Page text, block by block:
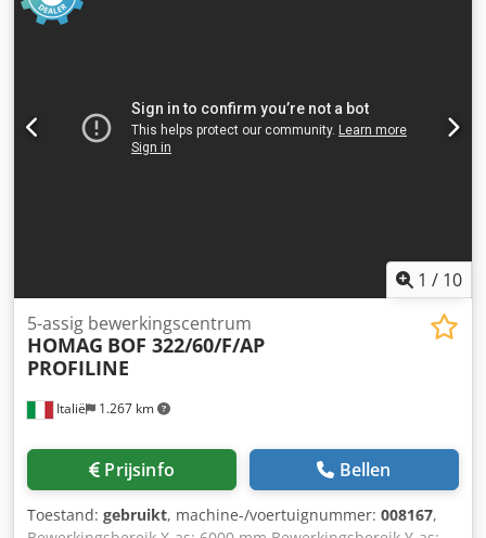
1 / 10
Italië 1.267 km
5-assig bewerkingscentrum
HOMAG BOF 322/60/F/AP
PROFILINE
Prijsinfo Bellen
Toestand: gebruikt, machine-/voertuignummer: 008167,